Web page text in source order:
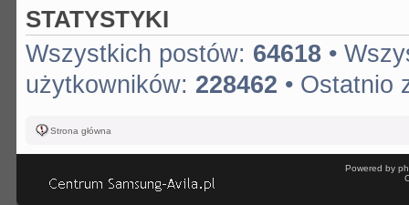
STATYSTYKI
Wszystkich postów: 64618 •
użytkowników: 228462 • Ostatnio
Strona główna
Powered by